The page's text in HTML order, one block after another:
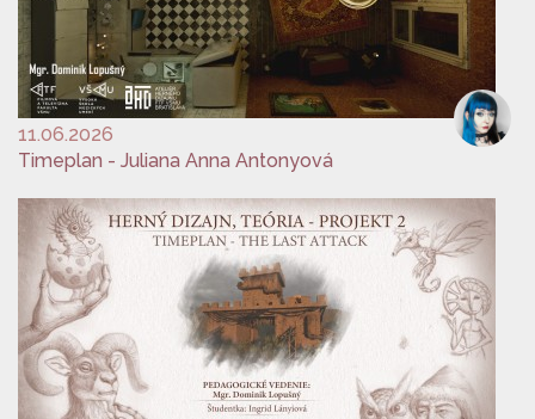
11.06.2026
Timeplan - Juliana Anna Antonyová